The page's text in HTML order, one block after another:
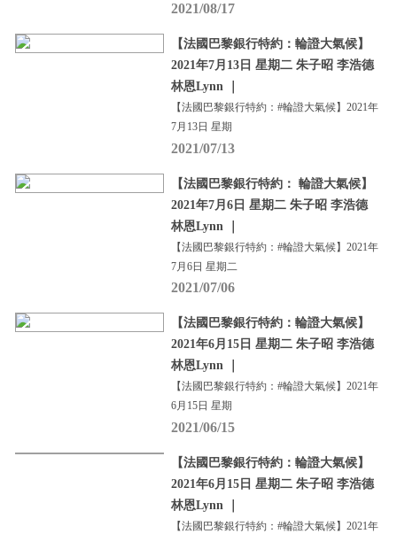
2021/08/17
【法國巴黎銀行特約：輪證大氣候】
2021年7月13日 星期二 朱子昭 李浩德
林恩Lynn ｜
【法國巴黎銀行特約：#輪證大氣候】2021年
7月13日 星期
2021/07/13
【法國巴黎銀行特約： 輪證大氣候】
2021年7月6日 星期二 朱子昭 李浩德
林恩Lynn ｜
【法國巴黎銀行特約：#輪證大氣候】2021年
7月6日 星期二
2021/07/06
【法國巴黎銀行特約：輪證大氣候】
2021年6月15日 星期二 朱子昭 李浩德
林恩Lynn ｜
【法國巴黎銀行特約：#輪證大氣候】2021年
6月15日 星期
2021/06/15
【法國巴黎銀行特約：輪證大氣候】
2021年6月15日 星期二 朱子昭 李浩德
林恩Lynn ｜
【法國巴黎銀行特約：#輪證大氣候】2021年